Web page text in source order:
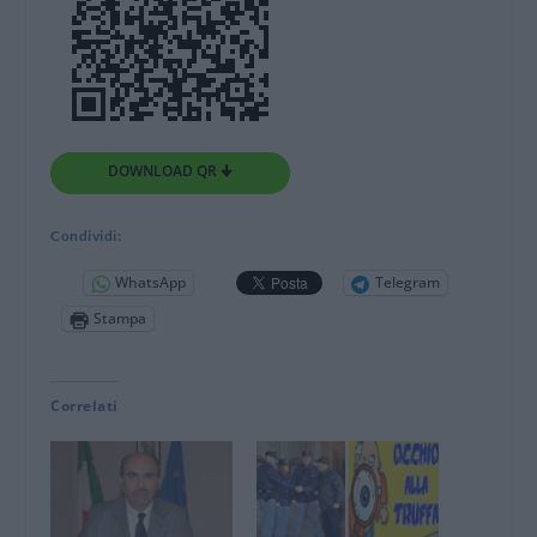
DOWNLOAD QR 🠋
Condividi:
WhatsApp
Telegram
Stampa
Correlati